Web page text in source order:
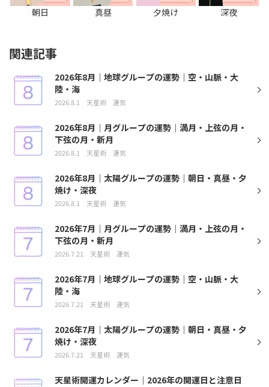
朝日 真昼 夕焼け 深夜
関連記事
2026年8月｜地球グループの運勢｜空・山脈・大
陸・海
2026.8.1 天星術 運気
2026年8月｜月グループの運勢｜満月・上弦の月・
下弦の月・新月
2026.8.1 天星術 運気
2026年8月｜太陽グループの運勢｜朝日・真昼・夕
焼け・深夜
2026.8.1 天星術 運気
2026年7月｜月グループの運勢｜満月・上弦の月・
下弦の月・新月
2026.7.21 天星術 運気
2026年7月｜地球グループの運勢｜空・山脈・大
陸・海
2026.7.21 天星術 運気
2026年7月｜太陽グループの運勢｜朝日・真昼・夕
焼け・深夜
2026.7.21 天星術 運気
天星術開運カレンダー｜2026年の開運日と注意日